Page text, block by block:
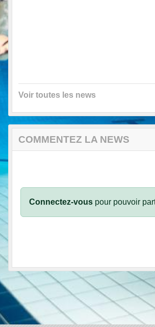
Voir toutes les news
COMMENTEZ LA NEWS
Connectez-vous pour pouvoir